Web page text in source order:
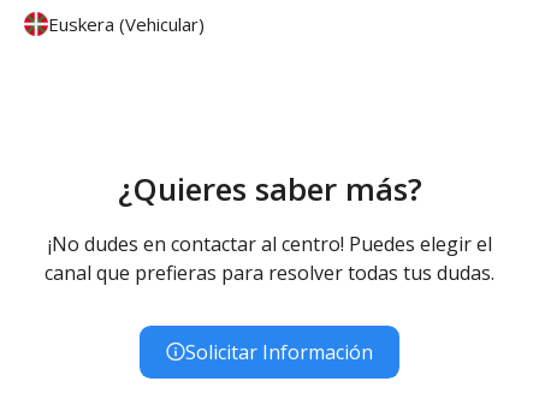
Euskera (Vehicular)
¿Quieres saber más?
¡No dudes en contactar al centro! Puedes elegir el
canal que prefieras para resolver todas tus dudas.
Solicitar Información